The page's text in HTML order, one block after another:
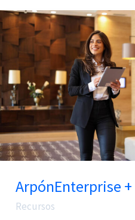
ArpónEnterprise
Recursos
ArpónEnterprise
+
Rategain